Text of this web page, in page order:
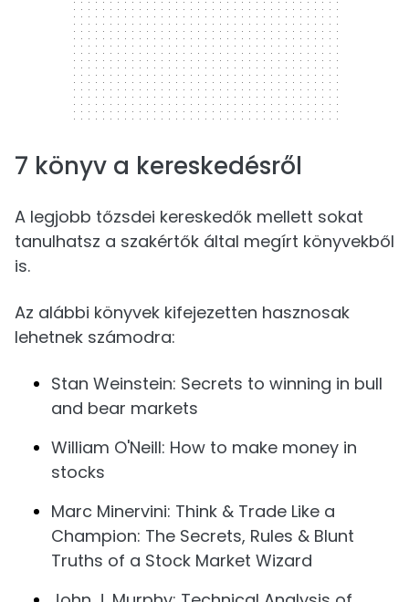
7 könyv a kereskedésről
A legjobb tőzsdei kereskedők mellett sokat
tanulhatsz a szakértők által megírt könyvekből
is.
Az alábbi könyvek kifejezetten hasznosak
lehetnek számodra:
Stan Weinstein: Secrets to winning in bull
and bear markets
William O'Neill: How to make money in
stocks
Marc Minervini: Think & Trade Like a
Champion: The Secrets, Rules & Blunt
Truths of a Stock Market Wizard